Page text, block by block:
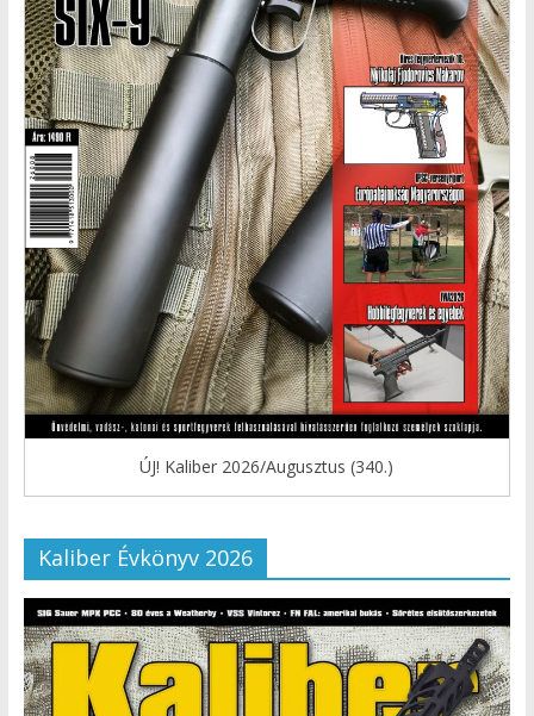
ÚJ! Kaliber 2026/Augusztus (340.)
Kaliber Évkönyv 2026